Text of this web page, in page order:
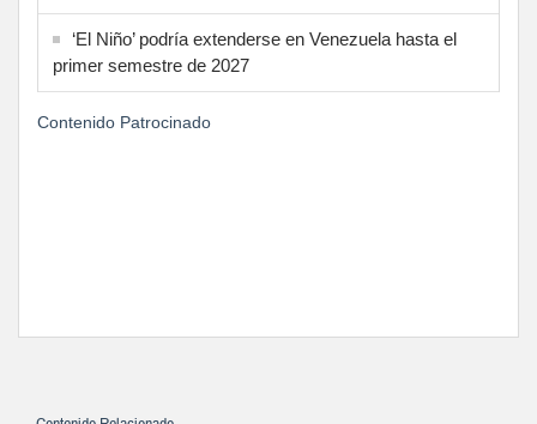
‘El Niño’ podría extenderse en Venezuela hasta el
primer semestre de 2027
Contenido Patrocinado